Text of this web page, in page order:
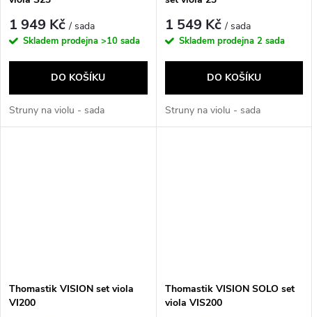
1 949 Kč/ sada
Skladem prodejna >10 sada
DO KOŠÍKU
Struny na violu - sada
1 549 Kč/ sada
Skladem prodejna 2 sada
DO KOŠÍKU
Struny na violu - sada
Thomastik VISION set viola
VI200
Thomastik VISION SOLO set
viola VIS200